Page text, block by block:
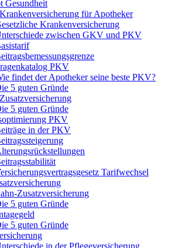
Gesundheit
für Apotheker
Krankenversicherung
zwischen GKV und PKV
PKV
findet der Apotheker seine beste PKV?
5 guten Gründe
5 guten Gründe
PKV
in der PKV
Tarifwechsel
Zusatzversicherung
5 guten Gründe
5 guten Gründe
in der Pflegeversicherung